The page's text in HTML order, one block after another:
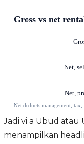
Jadi vila Ubud atau
menampilkan